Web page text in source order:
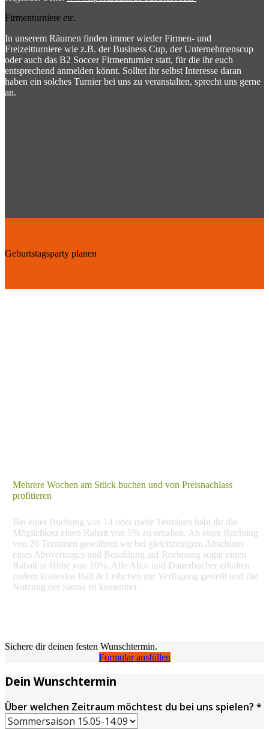
Firmenturniere etc.
In unserem Räumen finden immer wieder Firmen- und
Freizeitturniere wie z.B. der Business Cup, der Unternehmenscup
oder auch das B2 Soccer Firmenturnier statt, für die ihr euch
entsprechend anmelden könnt. Solltet ihr selbst Interesse daran
haben ein solches Turnier bei uns zu veranstalten, sprecht uns gerne
an.
Geburtstagsparty planen
Mehrere Wochen am Stück buchen und von Preisnachlass
profitieren
Bei einer Buchung von 14 oder mehr Terminen habt ihr die
Möglichkeit einen Rabatt von 5% zu erhalten. Ab einer Buchung
von 20 Terminen gewähren wir bei gleichzeitigem Abschluss
eines Abovertrages und Bezahlung auf Rechnung sogar einen
Rabatt in Höhe von 10%. Alle Abo- und Dauerbucher erhalten
zudem kostenlos Ball & Leibchen zur Verfügung gestellt und die
Nutzung der Sauna ist kostenfrei.
Sichere dir deinen festen Wunschtermin.
Formular ausfüllen
Dein Wunschtermin
Über welchen Zeitraum möchtest du bei uns spielen? *